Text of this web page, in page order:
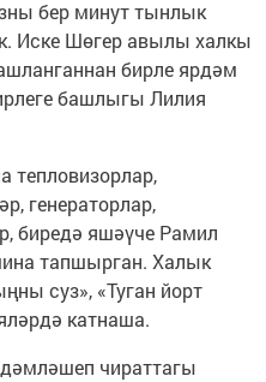
бер минут тынлык
Иске Шөгер авылы халкы
бирле ярдәм
башлыгы Лилия
тепловизорлар,
генераторлар,
биредә яшәүче Рамил
тапшырган. Халык
суз», «Туган йорт
катнаша.
чираттагы